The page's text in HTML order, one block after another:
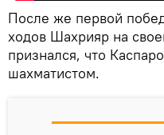
После же первой
ходов Шахрияр на
признался, что
шахматистом.